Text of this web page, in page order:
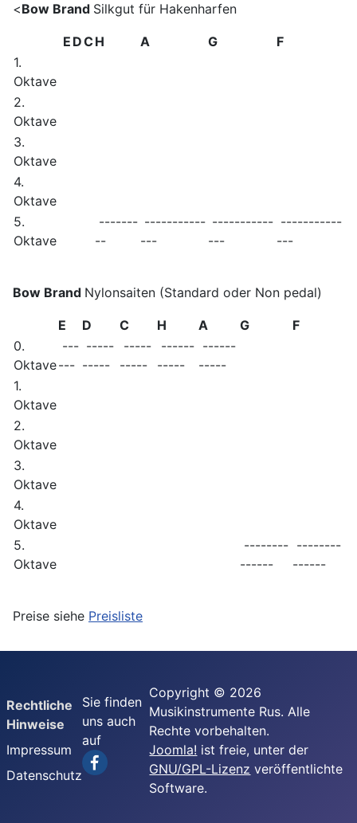
<Bow Brand Silkgut für Hakenharfen
E DCH A G
F
1.
Oktave
2.
Oktave
3.
Oktave
4.
Oktave
5.
Oktave
-------
--
-----------
---
-----------
---
-----------
---
Bow Brand Nylonsaiten (Standard oder Non pedal)
E D C H A G
F
0.
Oktave
---
---
-----
-----
-----
-----
------
-----
------
-----
1.
Oktave
2.
Oktave
3.
Oktave
4.
Oktave
5.
Oktave
--------
------
--------
------
Preise siehe Preisliste
Rechtliche
Hinweise
Impressum
Datenschutz
Sie finden
uns auch
auf
Copyright © 2026
Musikinstrumente Rus. Alle
Rechte vorbehalten.
Joomla! ist freie, unter der
GNU/GPL-Lizenz veröffentlichte
Software.